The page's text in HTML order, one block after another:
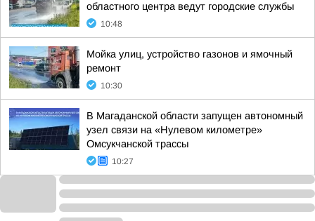
областного центра ведут городские службы
10:48
Мойка улиц, устройство газонов и ямочный
ремонт
10:30
В Магаданской области запущен автономный
узел связи на «Нулевом километре»
Омсукчанской трассы
10:27